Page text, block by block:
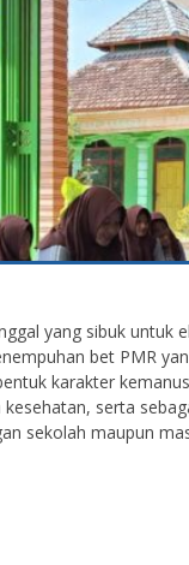
yang sibuk untuk
bet PMR
karakter
serta
sekolah maupun